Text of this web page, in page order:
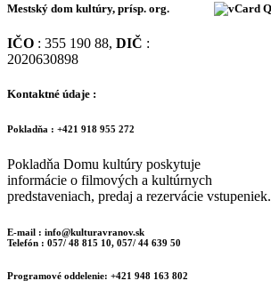
Mestský dom kultúry, prísp. org.
IČO : 355 190 88, DIČ :
2020630898
Kontaktné údaje :
Pokladňa : +421 918 955 272
Pokladňa Domu kultúry poskytuje
informácie o filmových a kultúrnych
predstaveniach, predaj a rezervácie vstupeniek.
E-mail : info@kulturavranov.sk
Telefón : 057/ 48 815 10, 057/ 44 639 50
Programové oddelenie: +421 948 163 802